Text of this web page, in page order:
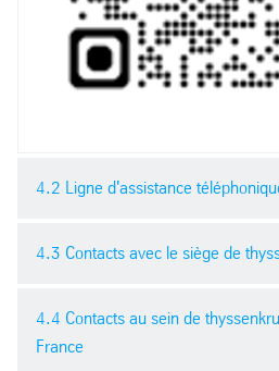
4.2 Ligne d'assistance
thyssenkrupp contact via le
sélectionnant la langue française
Téléphone : +33 187 212 291
4.3 Contacts avec le siège de
Le siège de thyssenkrupp est
suivantes :
4.4 Contacts au sein de
France